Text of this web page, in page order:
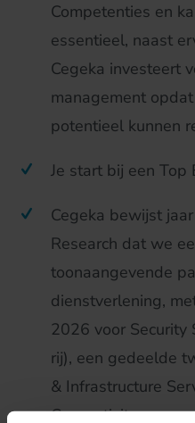
Competenties en
essentieel, naast
Cegeka investeert
management
potentieel kunnen
Je start bij een Top
Cegeka bewijst
Research dat we
toonaangevende
dienstverlening,
2026 voor Security
rij), een gedeelde
& Infrastructure
Connectivity.